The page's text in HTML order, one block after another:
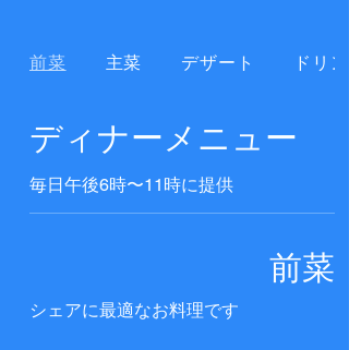
ディナーメニュー
毎日午後6時〜11時に提供
前菜
シェアに最適なお料理です
前菜 主菜 デザート ドリン